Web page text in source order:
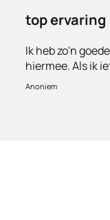
top ervaring
Ik heb zo'n
hiermee. Als ik
vul ik een
Anoniem